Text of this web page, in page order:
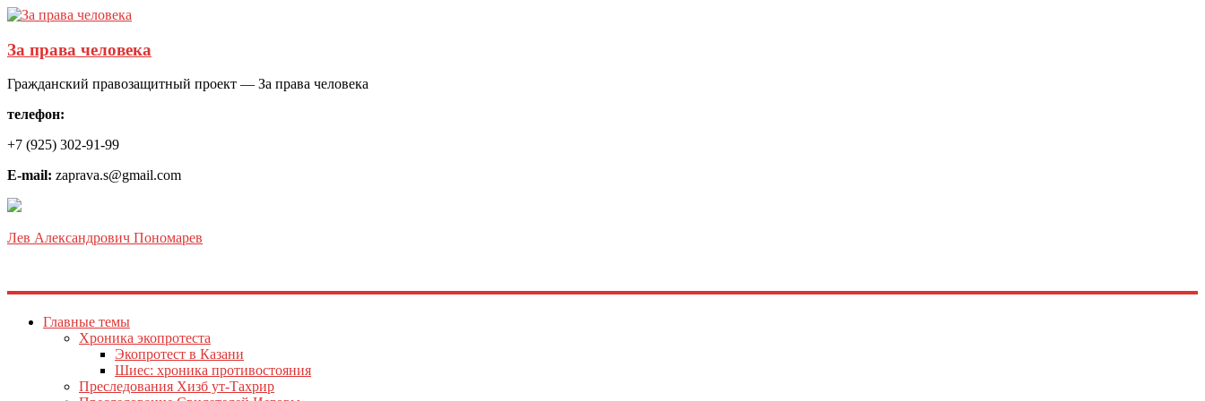
За права человека
Гражданский правозащитный проект — За права человека
телефон:
+7 (925) 302-91-99
E-mail: zaprava.s@gmail.com
Лев Александрович Пономарев
Главные темы
Хроника экопротеста
Экопротест в Казани
Шиес: хроника противостояния
Преследования Хизб ут-Тахрир